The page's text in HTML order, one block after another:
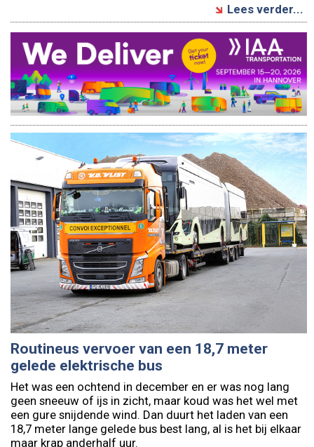
Lees verder...
Routineus vervoer van een 18,7 meter
gelede elektrische bus
Het was een ochtend in december en er was nog lang
geen sneeuw of ijs in zicht, maar koud was het wel met
een gure snijdende wind. Dan duurt het laden van een
18,7 meter lange gelede bus best lang, al is het bij elkaar
maar krap anderhalf uur.